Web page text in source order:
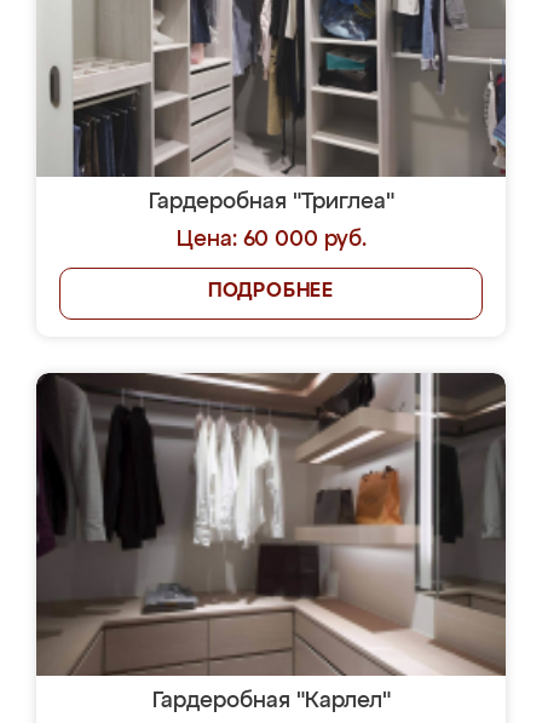
Гардеробная "Триглеа"
Цена: 60 000 руб.
ПОДРОБНЕЕ
Гардеробная "Карлел"